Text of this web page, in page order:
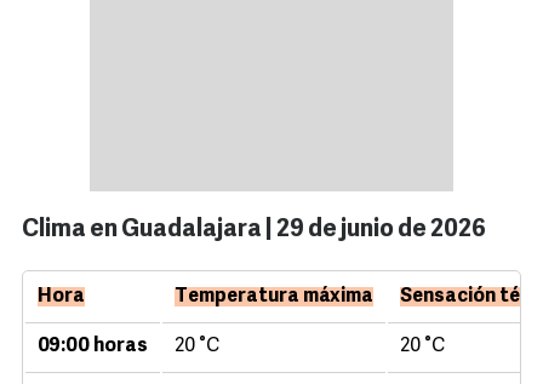
Clima en Guadalajara | 29 de junio de 2026
Hora Temperatura máxima Sensación
09:00 horas 20 °C 20 °C